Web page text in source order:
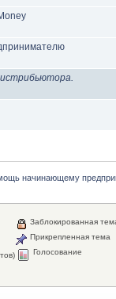
начинающему
Заблокированная
Прикрепленная тема
Голосование